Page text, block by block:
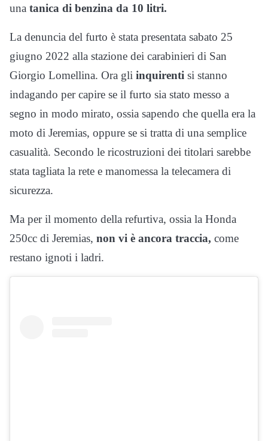
una tanica di benzina da 10 litri.
La denuncia del furto è stata presentata sabato 25
giugno 2022 alla stazione dei carabinieri di San
Giorgio Lomellina. Ora gli inquirenti si stanno
indagando per capire se il furto sia stato messo a
segno in modo mirato, ossia sapendo che quella era la
moto di Jeremias, oppure se si tratta di una semplice
casualità. Secondo le ricostruzioni dei titolari sarebbe
stata tagliata la rete e manomessa la telecamera di
sicurezza.
Ma per il momento della refurtiva, ossia la Honda
250cc di Jeremias, non vi è ancora traccia, come
restano ignoti i ladri.